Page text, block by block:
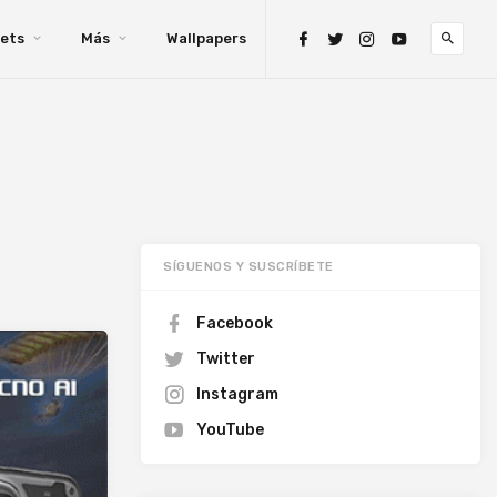
Más Wallpapers
SÍGUENOS Y SUSCRÍBETE
Facebook
Twitter
Instagram
YouTube